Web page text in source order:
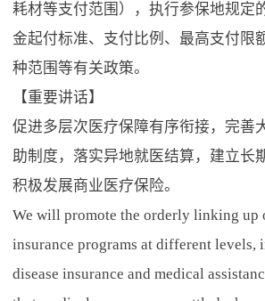
耗材等支付范围），执行参保地规定
金起付标准、支付比例、最高支付限
种范围等有关政策。
【重要讲话】
促进多层次医疗保障有序衔接，完善
助制度，落实异地就医结算，建立长
积极发展商业医疗保险。
We will promote the orderly linking up
insurance programs at different levels,
disease insurance and medical